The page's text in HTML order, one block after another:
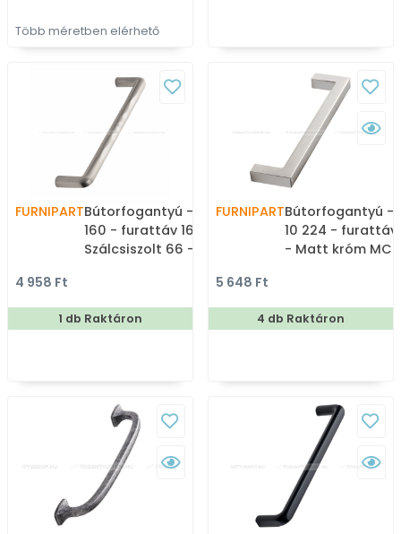
Több méretben elérhető
FURNIPARTBútorfogantyú - SHUFFLE
160 - furattáv 160 mm -
Szálcsiszolt 66 - Zamak
méretben gyártott fém
bútorfogantyú
4 958 Ft
1 db Raktáron
FURNIPARTBútorfogantyú -
10 224 - furattáv
- Matt króm
fém
5 648 Ft
4 db Raktáron